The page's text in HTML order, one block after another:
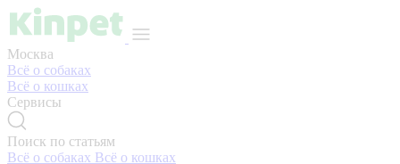
Москва
Всё о собаках
Всё о кошках
Сервисы
Поиск по статьям
Всё о собаках Всё о кошках